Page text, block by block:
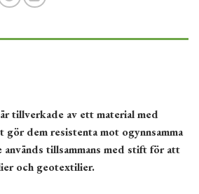
tillverkade av ett material med
dem resistenta mot ogynnsamma
tillsammans med stift för att
och geotextilier.